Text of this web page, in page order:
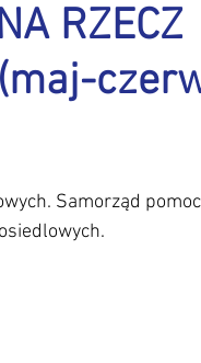
Inwestycje
RZECZ
(maj-
Samorząd